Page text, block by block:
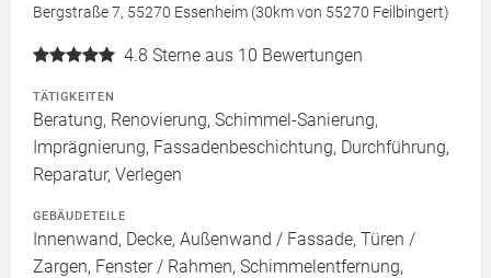
Bergstraße 7, 55270 Essenheim (30km von 55270 Feilbingert)
4.8 Sterne aus 10 Bewertungen
TÄTIGKEITEN
Beratung, Renovierung, Schimmel-Sanierung,
Imprägnierung, Fassadenbeschichtung, Durchführung,
Reparatur, Verlegen
GEBÄUDETEILE
Innenwand, Decke, Außenwand / Fassade, Türen /
Zargen, Fenster / Rahmen, Schimmelentfernung,